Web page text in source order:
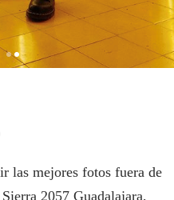
las mejores fotos fuera de
2057 Guadalajara,